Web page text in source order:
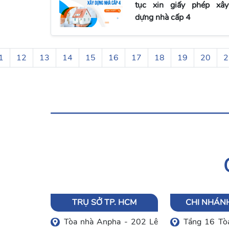
tục xin giấy phép xây
dựng nhà cấp 4
12 13 14 15 16 17 18 19 20
TRỤ SỞ TP. HCM
Tòa nhà Anpha - 202 Lê
CHI
Tầng 16